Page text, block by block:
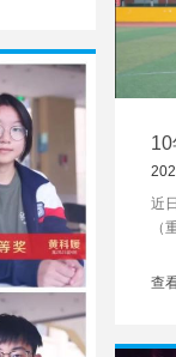
舞
近
（
备
园
查